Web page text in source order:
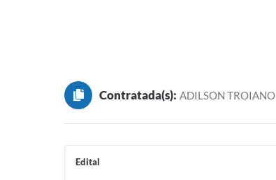
Contratada(s): ADILSON TROIANO
Edital